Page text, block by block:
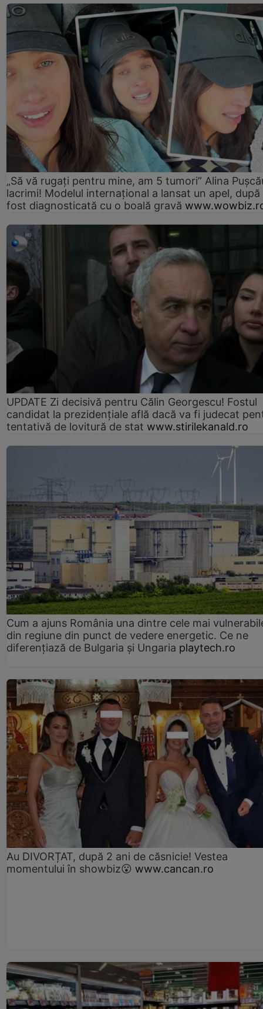
„Să vă rugați pentru mine, am 5 tumori” Alina
lacrimi! Modelul internațional a lansat un apel, după
fost diagnosticată cu o boală gravă
UPDATE Zi decisivă pentru Călin Georgescu! Fostul
candidat la prezidențiale află dacă va fi judecat
tentativă de lovitură de stat www.stirilekanald.ro
Cum a ajuns România una dintre cele mai
din regiune din punct de vedere energetic. Ce ne
diferențiază de Bulgaria și Ungaria playtech.ro
Au DIVORȚAT, după 2 ani de căsnicie! Vestea
momentului în showbiz😮 www.cancan.ro